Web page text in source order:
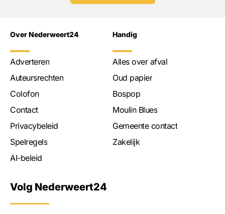
Over Nederweert24
Adverteren
Auteursrechten
Colofon
Contact
Privacybeleid
Spelregels
AI-beleid
Handig
Alles over afval
Oud papier
Bospop
Moulin Blues
Gemeente contact
Zakelijk
Volg Nederweert24